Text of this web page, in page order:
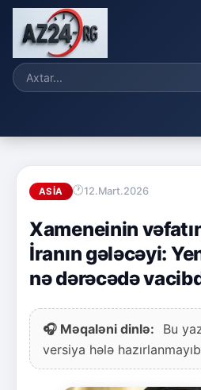
ASIA 12.Mart.2026
Xameneinin
İranın gələcəyi:
nə dərəcədə
🎧 Məqaləni dinlə:
Bu
versiya hələ